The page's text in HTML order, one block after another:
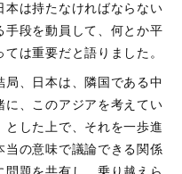
本は持たなければならない
手段を動員して、何とか平
は重要だと語りました。
、日本は、隣国である中
に、このアジアを考えてい
した上で、それを一歩進
の意味で議論できる関係